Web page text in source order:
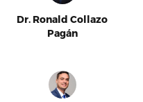
Dr. Ronald Collazo
Pagán